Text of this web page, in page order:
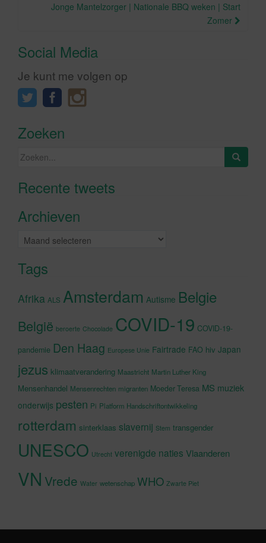
Jonge Mantelzorger | Nationale BBQ weken | Start
Zomer
Social Media
Je kunt me volgen op
Zoeken
Zoeken
Recente tweetsKlik om marketing cookies te
Archieven
Archieven
Tags
Afrika ALS Amsterdam Autisme Belgie
België beroerte Chocolade COVID-19 COVID-19-
pandemie Den Haag Europese Unie Fairtrade FAO hiv Japan
jezus klimaatverandering Maastricht Martin Luther King
Mensenhandel Mensenrechten migranten Moeder Teresa MS muziek
onderwijs pesten Pi Platform Handschriftontwikkeling
rotterdam sinterklaas slavernij Stem transgender
UNESCO Utrecht verenigde naties Vlaanderen
VN Vrede Water wetenschap WHO Zwarte Piet